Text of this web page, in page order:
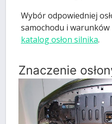
Wybór odpowiedniej
samochodu i warunków
katalog osłon silnika.
Znaczenie